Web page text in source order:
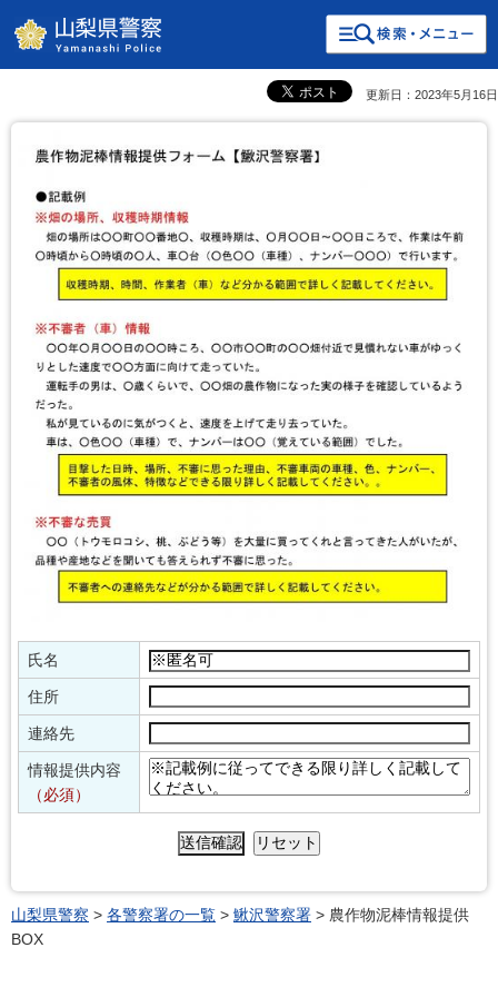
山梨県警察 検索・共通メニュー
更新日：2023年5月16日
氏名
住所
連絡先
情報提供内容
（必須）
山梨県警察 > 各警察署の一覧 > 鰍沢警察署 > 農作物泥棒情報提供
BOX